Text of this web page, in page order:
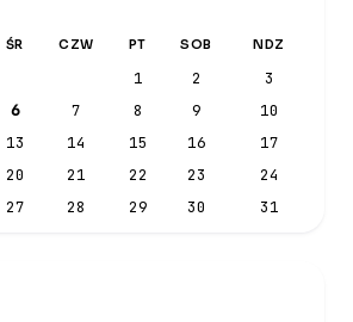
ŚR CZW PT SOB NDZ
1 2
3
6 7 8 9
10
13 14 15 16
17
20 21 22 23
24
27 28 29 30 31